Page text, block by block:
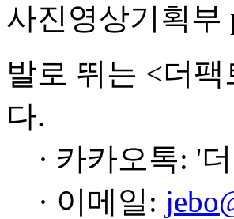
사진영상기획부
발로 뛰는 <더
다.
· 카카오톡: '
· 이메일: